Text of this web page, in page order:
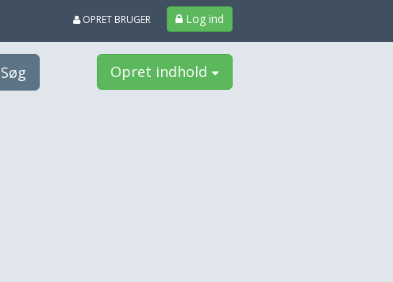
Log ind
OPRET BRUGER
Søg Opret indhold